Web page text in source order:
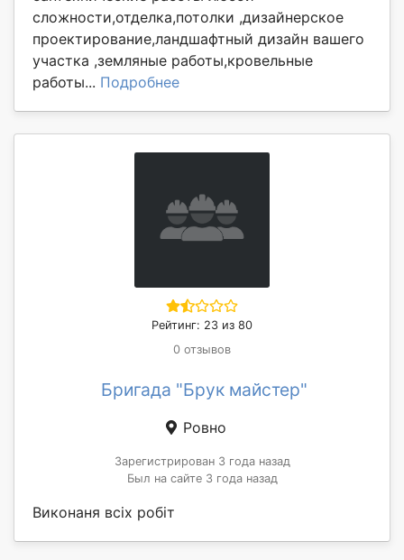
сложности,отделка,потолки ,дизайнерское
проектирование,ландшафтный дизайн вашего
участка ,земляные работы,кровельные
работы... Подробнее
Рейтинг: 23 из 80
0 отзывов
Бригада "Брук майстер"
Ровно
Зарегистрирован 3 года назад
Был на сайте 3 года назад
Виконаня всіх робіт